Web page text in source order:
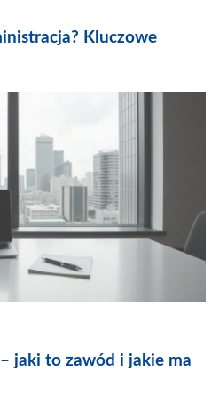
Kluczowe
jaki to zawód i jakie ma